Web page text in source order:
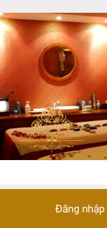
Đăng nhập